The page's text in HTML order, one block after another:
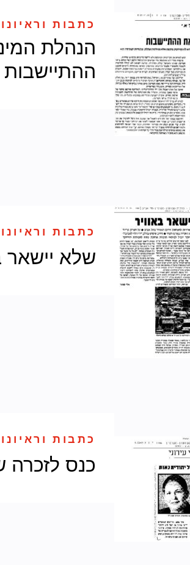
כתבות
הנהלת
ההתיישבות
כתבות
שלא יישאר
כתבות
כנס לזכרה